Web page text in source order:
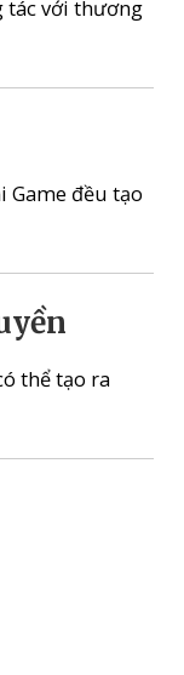
tác với thương
Game đều tạo
thể tạo ra